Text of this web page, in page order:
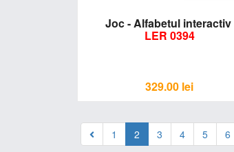
Joc - Alfabetul interactiv
LER 0394
329.00 lei
1 2 3 4 5 6